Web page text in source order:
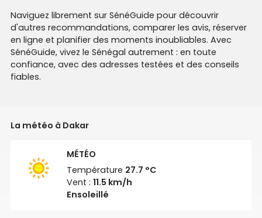
Naviguez librement sur SénéGuide pour découvrir
d'autres recommandations, comparer les avis, réserver
en ligne et planifier des moments inoubliables. Avec
SénéGuide, vivez le Sénégal autrement : en toute
confiance, avec des adresses testées et des conseils
fiables.
La météo à Dakar
MÉTÉO
Température 27.7 °C
Vent :11.5 km/h
Ensoleillé